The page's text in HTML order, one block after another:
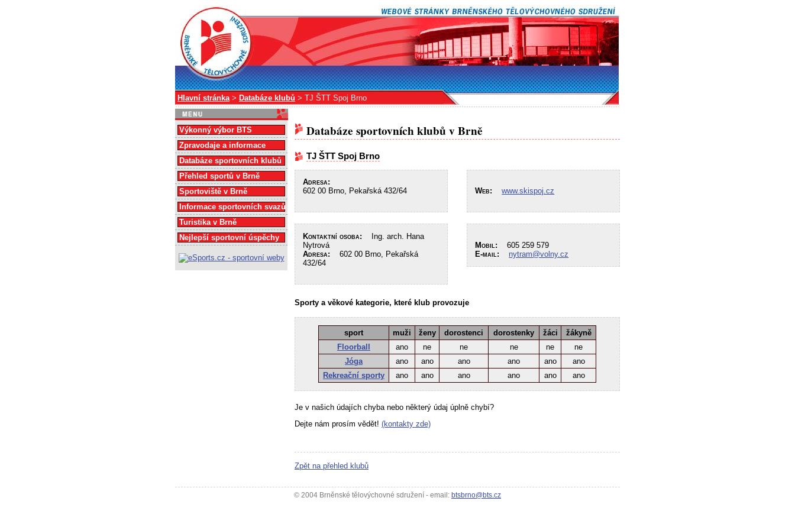
Hlavní stránka> Databáze klubů > TJ ŠTT Spoj Brno
Databáze sportovních klubů v Brně
TJ ŠTT Spoj Brno
Adresa:
602 00 Brno, Pekařská 432/64
Web: www.skispoj.cz
Kontaktní osoba: Ing. arch. Hana
Nytrová
Adresa: 602 00 Brno, Pekařská
432/64
Mobil: 605 259 579
E-mail:
nytram@volny.cz
Sporty a věkové kategorie, které klub provozuje
sport muži ženy dorostenci dorostenky žáci
žákyně
Floorball
ano ne ne ne ne
ne
Jóga
ano ano ano ano ano
ano
Rekreační sporty
ano ano ano ano ano ano
Je v našich údajích chyba nebo některý údaj úplně chybí?
Dejte nám prosím vědět! (kontakty zde)
Zpět na přehled klubů
Výkonný výbor BTS
Zpravodaje a informace
Databáze sportovních klubů
Přehled sportů v Brně
Sportoviště v Brně
Informace sportovních svazů
Turistika v Brně
Nejlepší sportovní úspěchy
© 2004 Brněnské tělovýchovné sdružení - email: btsbrno@bts.cz